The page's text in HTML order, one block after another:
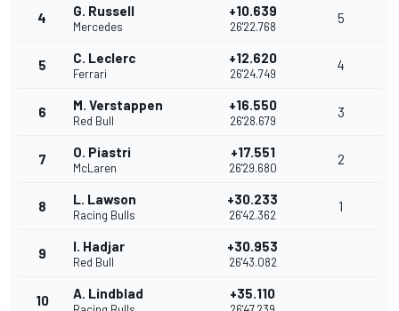
4 G. Russell
Mercedes
+10.639
26'22.768
5
5 C. Leclerc
Ferrari
+12.620
26'24.749
4
6 M. Verstappen
Red Bull
+16.550
26'28.679
3
7 O. Piastri
McLaren
+17.551
26'29.680
2
8 L. Lawson
Racing Bulls
+30.233
26'42.362
1
9 I. Hadjar
Red Bull
+30.953
26'43.082
10 A. Lindblad +35.110